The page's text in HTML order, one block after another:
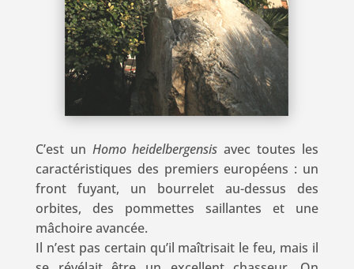
C’est un Homo heidelbergensis avec toutes les
caractéristiques des premiers européens : un
front fuyant, un bourrelet au-dessus des
orbites, des pommettes saillantes et une
mâchoire avancée.
Il n’est pas certain qu’il maîtrisait le feu, mais il